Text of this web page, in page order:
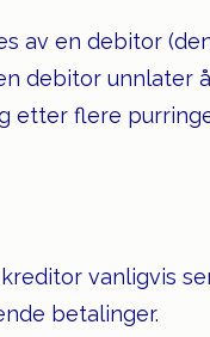
av en debitor
debitor unnlater
etter flere
vanligvis
betalinger.